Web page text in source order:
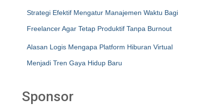
Strategi Efektif Mengatur Manajemen Waktu Bagi
Freelancer Agar Tetap Produktif Tanpa Burnout
Alasan Logis Mengapa Platform Hiburan Virtual
Menjadi Tren Gaya Hidup Baru
Sponsor